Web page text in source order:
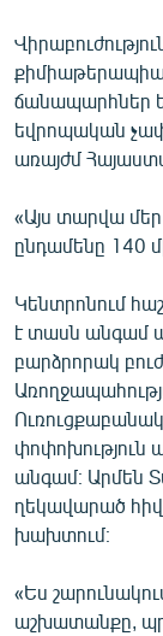
ճանապարհներ
եվրոպական
առայժմ
«Այս տարվա մեր
ընդամենը 140
Կենտրոնում
է տասն անգամ
բարձրորակ
փոփոխություն
անգամ։ Արմեն
ղեկավարած
խախտում։
«Ես
աշխատանքը,